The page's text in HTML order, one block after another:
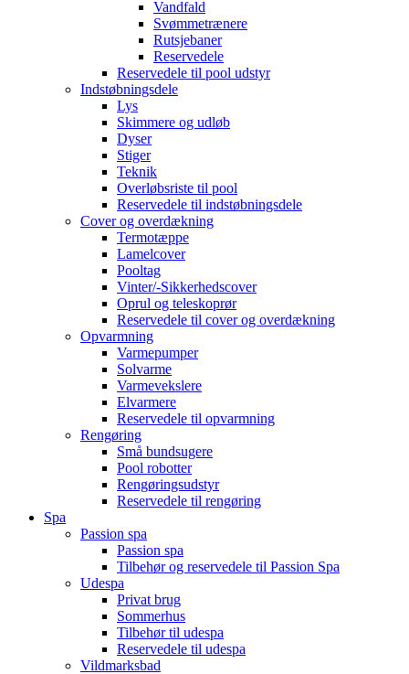
Vandfald
Svømmetrænere
Rutsjebaner
Reservedele
Reservedele til pool udstyr
Indstøbningsdele
Lys
Skimmere og udløb
Dyser
Stiger
Teknik
Overløbsriste til pool
Reservedele til indstøbningsdele
Cover og overdækning
Termotæppe
Lamelcover
Pooltag
Vinter/-Sikkerhedscover
Oprul og teleskoprør
Reservedele til cover og overdækning
Opvarmning
Varmepumper
Solvarme
Varmevekslere
Elvarmere
Reservedele til opvarmning
Rengøring
Små bundsugere
Pool robotter
Rengøringsudstyr
Reservedele til rengøring
Spa
Passion spa
Passion spa
Tilbehør og reservedele til Passion Spa
Udespa
Privat brug
Sommerhus
Tilbehør til udespa
Reservedele til udespa
Vildmarksbad